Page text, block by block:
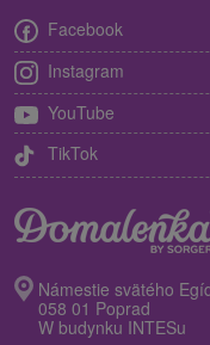
Facebook
Instagram
YouTube
TikTok
Námestie svätého
058 01 Poprad
W budynku INTESu